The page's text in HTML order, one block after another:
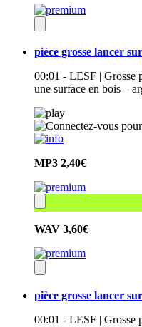
pièce grosse lancer
00:01 - LESF | Grosse
une surface en bois –
MP3 2,40€
WAV 3,60€
pièce grosse lancer
00:01 - LESF | Grosse